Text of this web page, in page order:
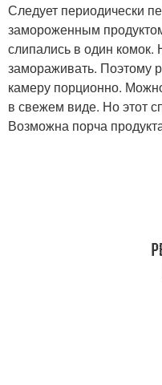
Следует периодически
замороженным
слипались в один комок.
замораживать. Поэтому
камеру порционно.
в свежем виде. Но этот
Возможна порча